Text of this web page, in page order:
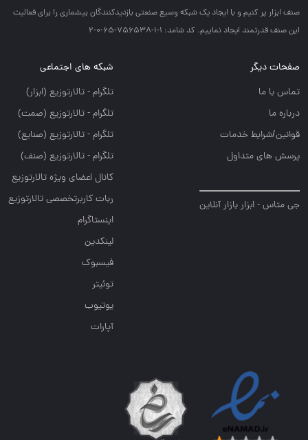
صنف ابزار پر كنيم و با ايجاد يك شبكه وسيع صنعتي بازديدكنندگان بيشماري را براي فعاليت
اين صنف قدرتمند ايجاد نماييم. کد شامد: 1-1-756538-65-0-2
صفحات دیگر
تماس با ما
درباره ما
قوانین/شرایط خدمات
پرسش های متداول
جی متاس - ابزار بازار آنلاین
شبکه های اجتماعی
تلگرام - تالارتوزيع (ابزار)
تلگرام - تالارتوزيع (صمت)
تلگرام - تالارتوزيع (صنايع)
تلگرام - تالارتوزیع (صنف)
کانال اعضای ویژه تالارتوزیع
ربات کاربرتخصصی تالارتوزیع
اینستاگرام
لینکدین
فیسبوک
توئیتر
یوتیوب
آپارات